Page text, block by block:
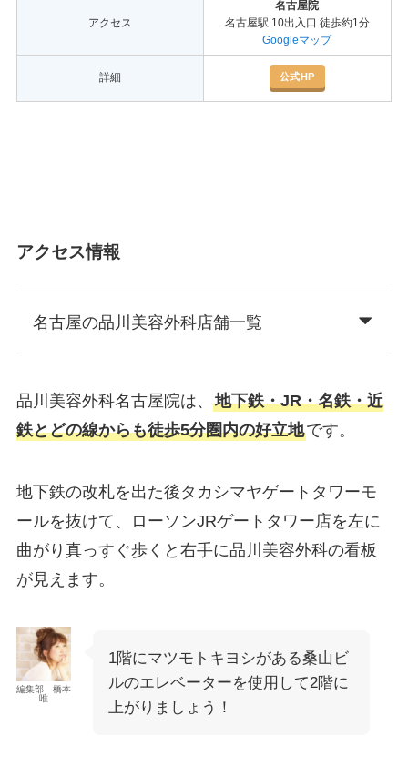
アクセス
名古屋院
名古屋駅 10出入口 徒歩約1分
Googleマップ
詳細 公式HP
アクセス情報
名古屋の品川美容外科店舗一覧
品川美容外科名古屋院は、 地下鉄・JR・名鉄・近
鉄とどの線からも徒歩5分圏内の好立地です。
地下鉄の改札を出た後タカシマヤゲートタワーモ
ールを抜けて、ローソンJRゲートタワー店を左に
曲がり真っすぐ歩くと右手に品川美容外科の看板
が見えます。
編集部 橋本
唯
1階にマツモトキヨシがある桑山ビ
ルのエレベーターを使用して2階に
上がりましょう！